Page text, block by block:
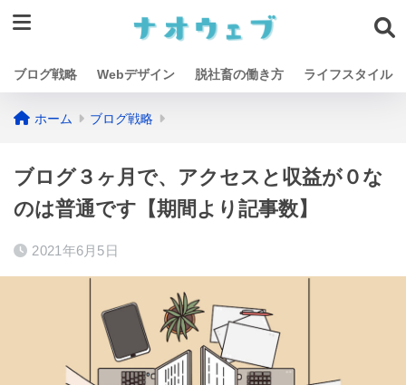
ブログ戦略 Webデザイン 脱社畜の働き方 ライフスタイル
ホーム ブログ戦略
ブログ３ヶ月で、アクセスと収益が０な
のは普通です【期間より記事数】
2021年6月5日